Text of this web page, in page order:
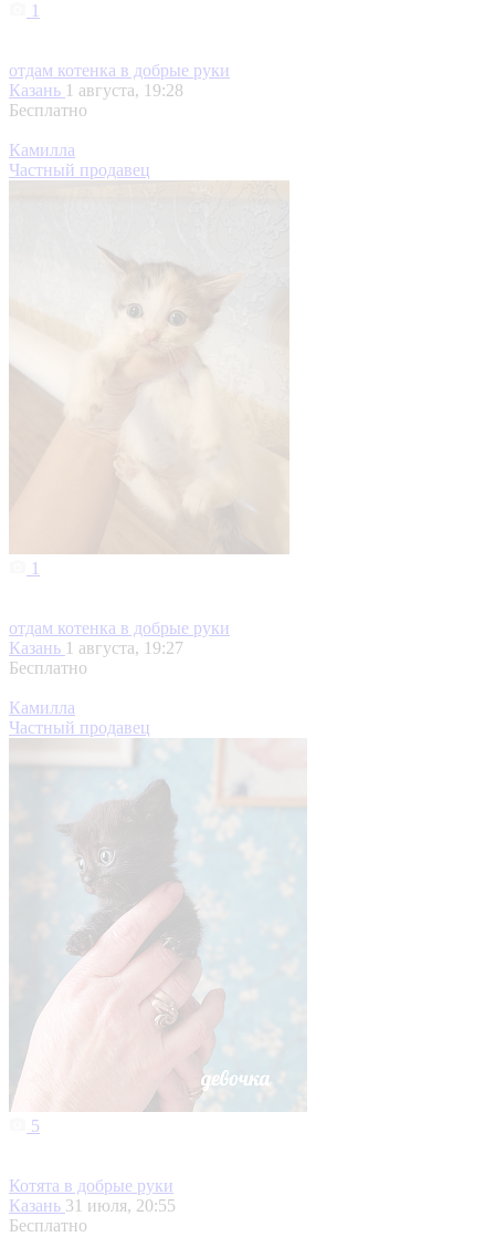
1
отдам котенка в добрые руки
Казань 1 августа, 19:28
Бесплатно
Камилла
Частный продавец
1
отдам котенка в добрые руки
Казань 1 августа, 19:27
Бесплатно
Камилла
Частный продавец
5
Котята в добрые руки
Казань 31 июля, 20:55
Бесплатно